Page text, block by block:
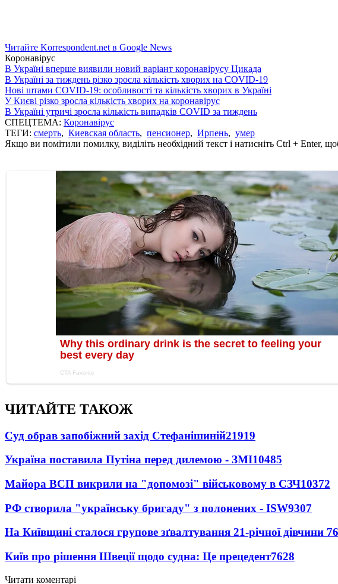
Читайте Korrespondent.net в Google News
Коронавірус
В Україні вперше виявили новий варіант коронавірусу Цикада
В Україні за тиждень різко зросла кількість хворих на COVID-19
Нові штами COVID-19: особливості та кількість хворих в Україні
У Києві різко зросла кількість хворих на коронавірус
В Україні утричі зросла кількість випадків COVID за тиждень
СПЕЦТЕМА: Коронавірус
ТЕГИ: смерть, Киевская область, пенсионер, Ирпень, умер
Якщо ви помітили помилку, виділіть необхідний текст і натисніть Ctrl + Enter,
ЧИТАЙТЕ ТАКОЖ
Суд обрав запобіжний захід Стефанішиній21919
Україна поставила Путіна перед дилемою - ЗМІ10485
Майора ВСП викрили на "допомозі" військовому в СЗЧ10372
РФ створила "українську бригаду" з полонених - ISW9307
На Київщині сталося групове зґвалтування 21-річної дівчини
Київ про рішення Швеції щодо судна: Це прецедент7628
Читати коментарі